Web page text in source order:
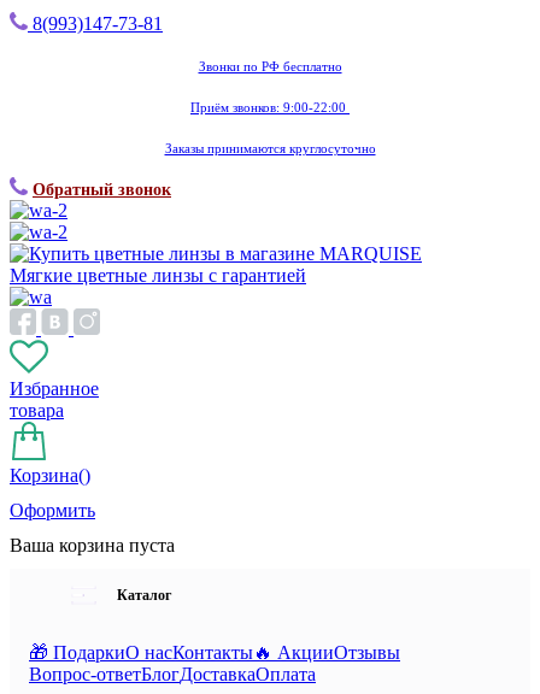
8(993)147-73-81
Звонки по РФ бесплатно
Приём звонков: 9:00-22:00
Заказы принимаются круглосуточно
Обратный звонок
Мягкие цветные линзы с гарантией
Избранное
товара
Корзина()
Оформить
Ваша корзина пуста
Каталог
🎁 ПодаркиО насКонтакты🔥 АкцииОтзывы
Вопрос-ответБлогДоставкаОплата